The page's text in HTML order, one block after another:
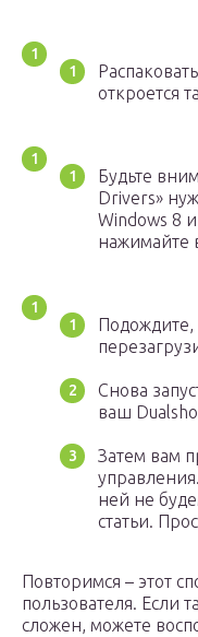
откроется
Будьте
Drivers»
Windows 8
нажимайте
Подождите,
Снова
ваш
Затем вам
ней не
статьи.
Повторимся – этот
пользователя. Если
сложен, можете